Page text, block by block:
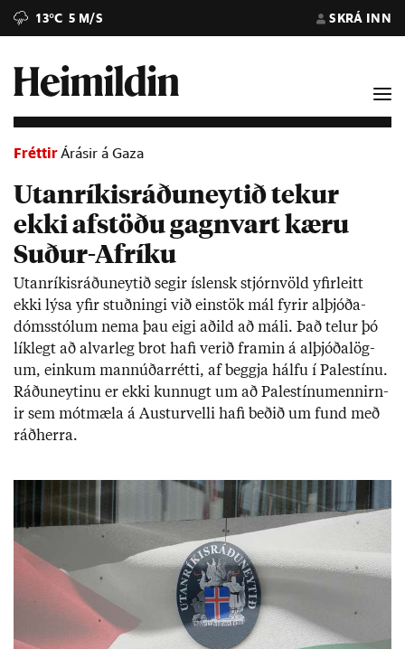
13°C 5 M/S SKRÁ INN
FréttirÁrásir á Gaza
Utanríkisráðuneytið tekur
ekki afstöðu gagnvart kæru
Suður-Afríku
Ut­an­rík­is­ráðu­neyt­ið seg­ir ís­lensk stjórn­völd yf­ir­leitt
ekki lýsa yf­ir stuðn­ingi við ein­stök mál fyr­ir al­þjóða­
dóms­stól­um nema þau eigi að­ild að máli. Það tel­ur þó
lík­legt að al­var­leg brot hafi ver­ið fram­in á al­þjóða­lög­
um, einkum mann­úð­ar­rétti, af beggja hálfu í Palestínu.
Ráðu­neyt­inu er ekki kunn­ugt um að Palestínu­menn­irn­
ir sem mót­mæla á Aust­ur­velli hafi beð­ið um fund með
ráð­herra.